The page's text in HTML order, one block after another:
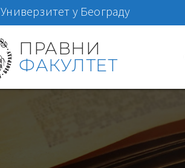
Универзитет у Београду
ПРАВНИ
ФАКУЛТЕТ